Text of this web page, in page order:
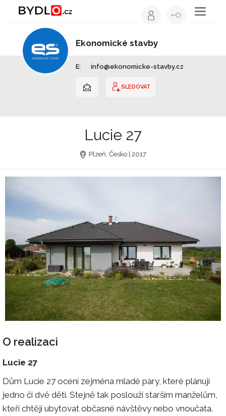
Toggle
Ekonomické stavby
E: info@ekonomicke-stavby.cz
SLEDOVAT
Lucie 27
Plzeň, Česko | 2017
O realizaci
Lucie 27
Dům Lucie 27 ocení zejména mladé páry, které plánují
jedno či dvě děti. Stejně tak poslouží starším manželům,
kteří chtějí ubytovat občasné návštěvy nebo vnoučata.